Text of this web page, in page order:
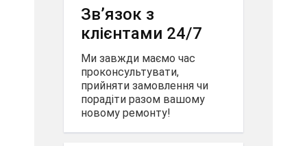
Зв’язок з
клієнтами 24/7
Ми завжди маємо час
проконсультувати,
прийняти замовлення чи
порадіти разом вашому
новому ремонту!